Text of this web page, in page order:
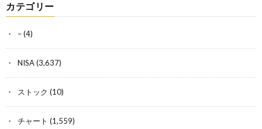
カテゴリー
–(4)
NISA(3,637)
ストック (10)
チャート (1,559)